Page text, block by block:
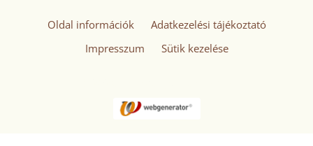
Oldal információk
Adatkezelési tájékoztató
Impresszum
Sütik kezelése